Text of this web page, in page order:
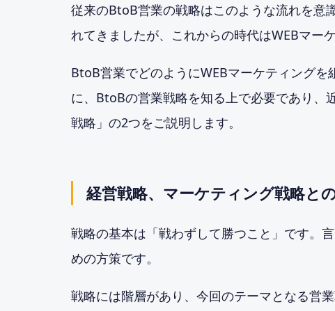
従来のBtoB営業の戦略はこのような流れを意
れてきましたが、これからの時代はWEBマー
BtoB営業でどのようにWEBマーケティング
に、BtoBの営業戦略を知る上で必要であり、
戦略」の2つをご説明します。
経営戦略、マーケティング戦略と
戦略の基本は「戦わずして勝つこと」です。
めの方策です。
戦略には階層があり、今回のテーマとなる営